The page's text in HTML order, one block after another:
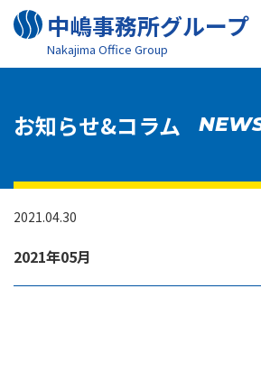
中嶋事務所グループ
Nakajima Oﬃce Group
お知らせ&コラム
2021.04.30
2021年05月